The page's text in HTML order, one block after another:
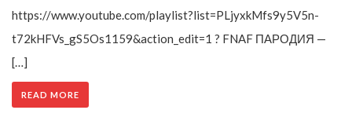
https://www.youtube.com/playlist?list=PLjyxkMfs9y5V5n-
t72kHFVs_gS5Os1159&action_edit=1 ? FNAF ПАРОДИЯ —
[…]
READ MORE